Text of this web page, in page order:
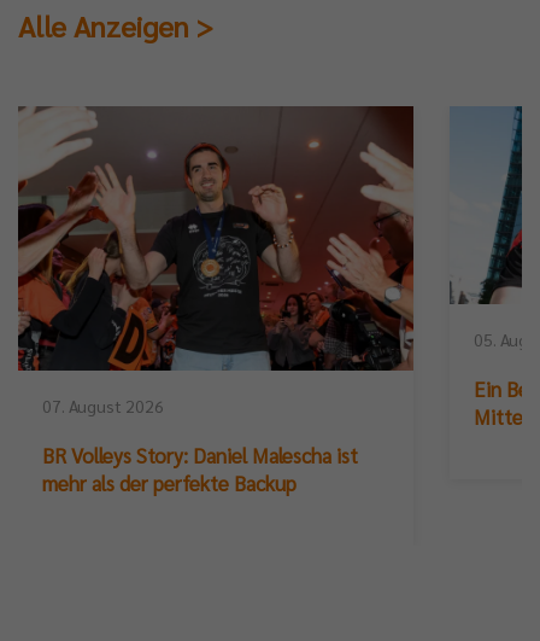
Alle Anzeigen >
07. August 2026
BR Volleys Story: Daniel Malescha ist
mehr als der perfekte Backup
05.
Ein